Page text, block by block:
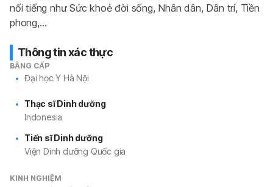
nối tiếng như Sức khoẻ đời sống, Nhân dân, Dân trí, Tiền
phong,…
Thông tin xác thực
BẰNG CẤP
Đại học Y Hà Nội
Thạc sĩ Dinh dưỡng
Indonesia
Tiến sĩ Dinh dưỡng
Viện Dinh dưỡng Quốc gia
KINH NGHIỆM